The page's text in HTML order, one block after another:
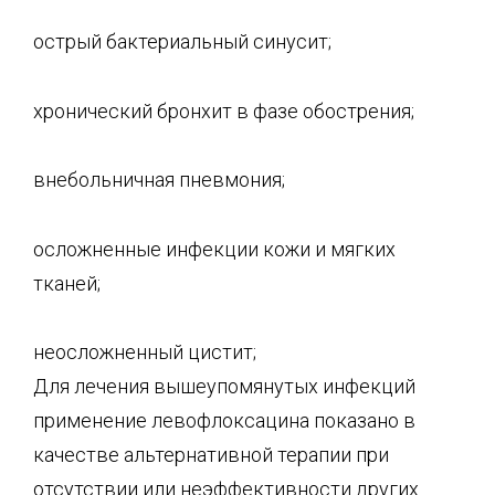
острый бактериальный синусит;
хронический бронхит в фазе обострения;
внебольничная пневмония;
осложненные инфекции кожи и мягких
тканей;
неосложненный цистит;
Для лечения вышеупомянутых инфекций
применение левофлоксацина показано в
качестве альтернативной терапии при
отсутствии или неэффективности других